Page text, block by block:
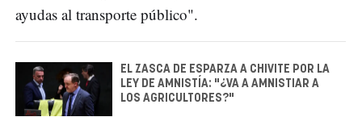
ayudas al transporte público".
EL ZASCA DE ESPARZA A CHIVITE POR LA
LEY DE AMNISTÍA: "¿VA A AMNISTIAR A
LOS AGRICULTORES?"